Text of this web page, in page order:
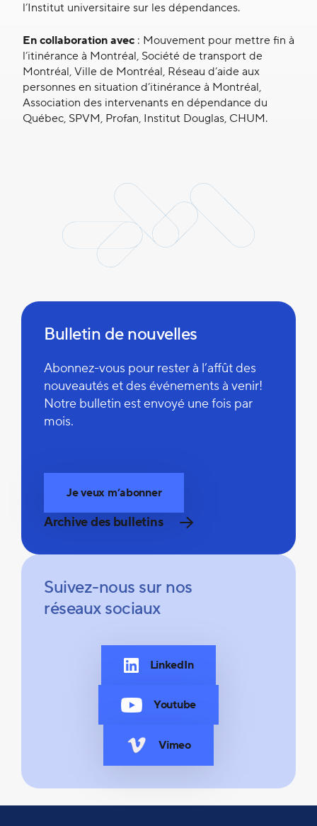
l’Institut universitaire sur les dépendances.
En collaboration avec : Mouvement pour mettre fin à
l’itinérance à Montréal, Société de transport de
Montréal, Ville de Montréal, Réseau d’aide aux
personnes en situation d’itinérance à Montréal,
Association des intervenants en dépendance du
Québec, SPVM, Profan, Institut Douglas, CHUM.
Bulletin de nouvelles
Abonnez-vous pour rester à l’affût des
nouveautés et des événements à venir!
Notre bulletin est envoyé une fois par
mois.
Je veux m’abonner
Archive des bulletins
Suivez-nous sur nos
réseaux sociaux
LinkedIn
Youtube
Vimeo